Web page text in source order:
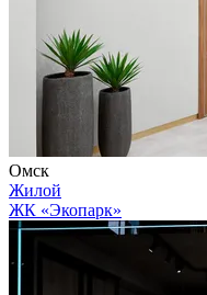
Омск
Жилой
ЖК «Экопарк»